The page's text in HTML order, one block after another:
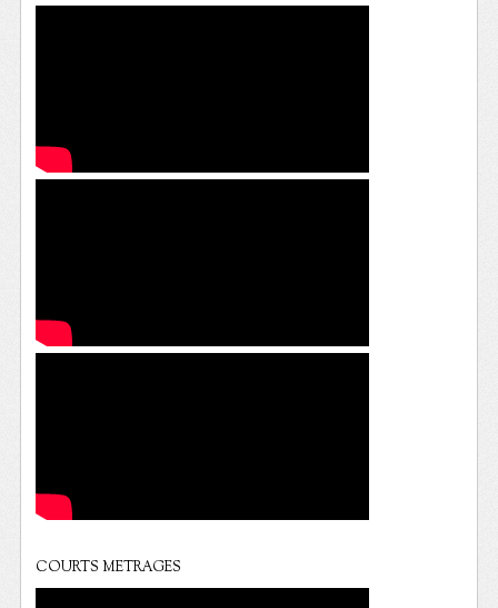
COURTS METRAGES